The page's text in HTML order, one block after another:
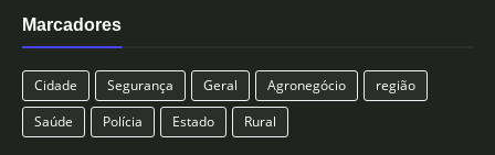
Marcadores
Cidade Segurança Geral Agronegócio
região
Saúde
Polícia Estado Rural